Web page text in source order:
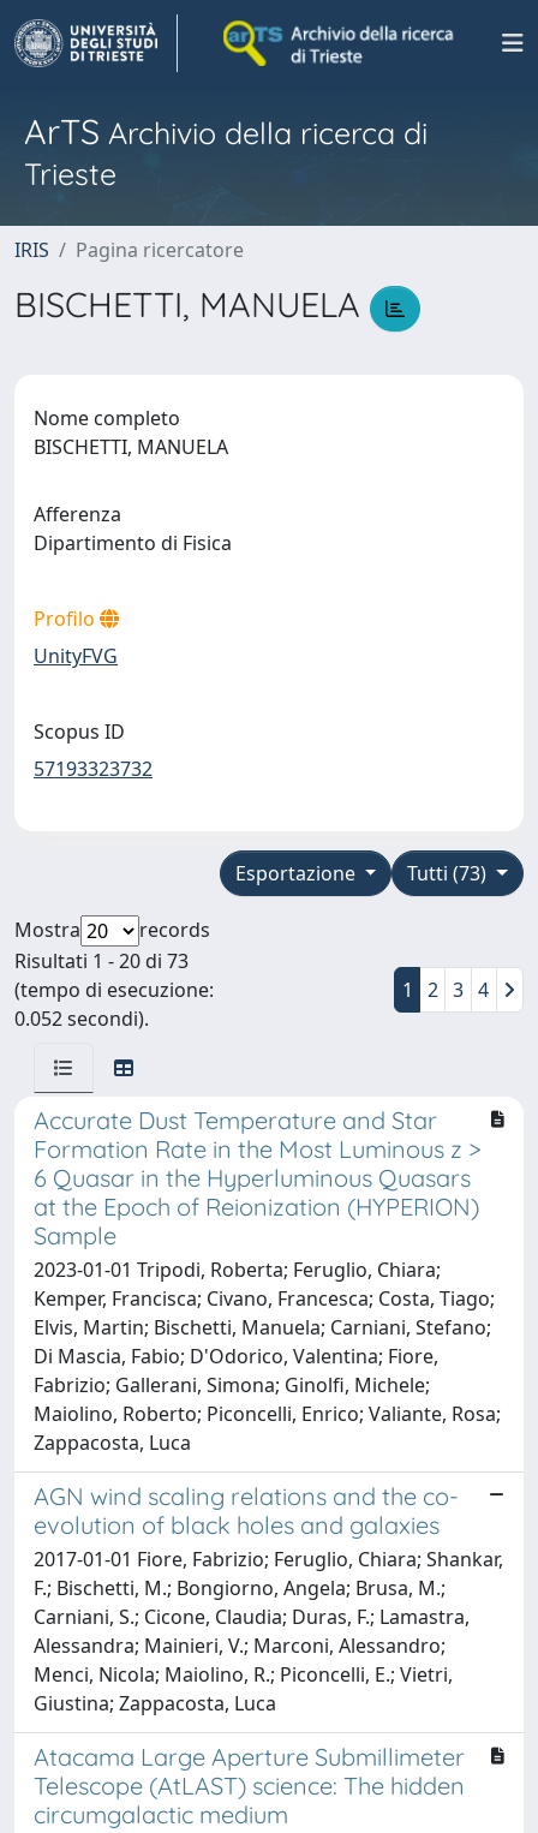
ArTS Archivio della ricerca di
Trieste
IRIS Pagina ricercatore
BISCHETTI, MANUELA
Nome completo
BISCHETTI, MANUELA
Afferenza
Dipartimento di Fisica
Profilo
UnityFVG
Scopus ID
57193323732
Tutti (73)
Esportazione
Mostra
records
Risultati 1 - 20 di 73
(tempo di esecuzione:
0.052 secondi).
1 2 3 4
Accurate Dust Temperature and Star
Formation Rate in the Most Luminous z >
6 Quasar in the Hyperluminous Quasars
at the Epoch of Reionization (HYPERION)
Sample
2023-01-01 Tripodi, Roberta; Feruglio, Chiara;
Kemper, Francisca; Civano, Francesca; Costa, Tiago;
Elvis, Martin; Bischetti, Manuela; Carniani, Stefano;
Di Mascia, Fabio; D'Odorico, Valentina; Fiore,
Fabrizio; Gallerani, Simona; Ginolfi, Michele;
Maiolino, Roberto; Piconcelli, Enrico; Valiante, Rosa;
Zappacosta, Luca
AGN wind scaling relations and the co-
evolution of black holes and galaxies
2017-01-01 Fiore, Fabrizio; Feruglio, Chiara; Shankar,
F.; Bischetti, M.; Bongiorno, Angela; Brusa, M.;
Carniani, S.; Cicone, Claudia; Duras, F.; Lamastra,
Alessandra; Mainieri, V.; Marconi, Alessandro;
Menci, Nicola; Maiolino, R.; Piconcelli, E.; Vietri,
Giustina; Zappacosta, Luca
Atacama Large Aperture Submillimeter
Telescope (AtLAST) science: The hidden
circumgalactic medium